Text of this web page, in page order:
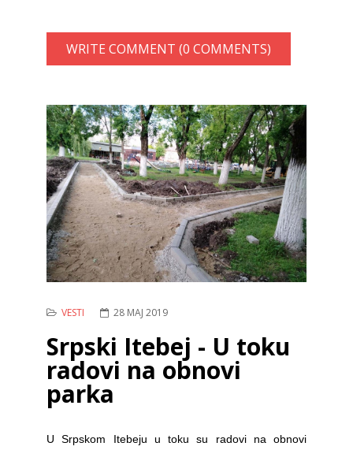
WRITE COMMENT (0 COMMENTS)
VESTI 28 MAJ 2019
Srpski Itebej - U toku
radovi na obnovi
parka
U Srpskom Itebeju u toku su radovi na obnovi